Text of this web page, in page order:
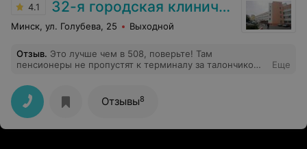
4.1 32-я городская клиническая поликлиника
Минск, ул. Голубева, 25 Выходной
Отзыв. Это лучше чем в 508, поверьте! Там
пенсионеры не пропустят к терминалу за талончиком,
понять можно, бояться до 9.30 не успеть сдать
анализы.Как предложение продлите время сдачи
анализов, сделайте для пенсионеров отдельный
кабинет или указывайте время прихода на анализы с 10
до 11. На работу не успеваешь. Врачи все очень
Еще
Отзывы8